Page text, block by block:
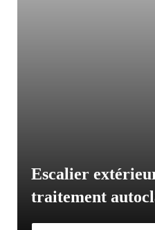
Escalier
traitement